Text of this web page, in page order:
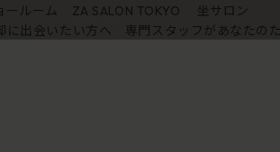
ールーム ZA SALON TOKYO
坐サロン
に出会いたい方へ 専門スタッフがあなたの